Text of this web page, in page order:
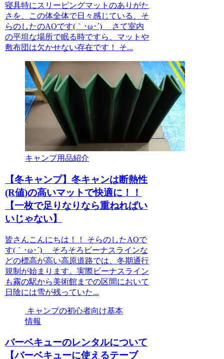
寝具特にスリーピングマットのありがた
さを、この体全体で日々感じている、そ
らのしたのAOです(｀･ω･´)ゞ さて室内
の平坦な場所で眠る時ですら、マットや
敷布団は欠かせない存在です！ そ...
キャンプ用品紹介
【冬キャンプ】冬キャンは断熱性
(R値)の高いマットで快適に！！
【一枚で足りなりなら重ねればい
いじゃない】
皆さんこんにちは！！ そらのしたAOで
す(｀･ω･´)ゞ そろそろビーナスラインな
どの標高が高い高原道路では、冬期通行
規制が始まります。実際ビーナスライン
も霧の駅から美術館までの区間において
日陰には雪が残っていた...
キャンプの初心者向け基本
情報
バーベキューのレンタルについて
【バーベキューに使えるテーブ